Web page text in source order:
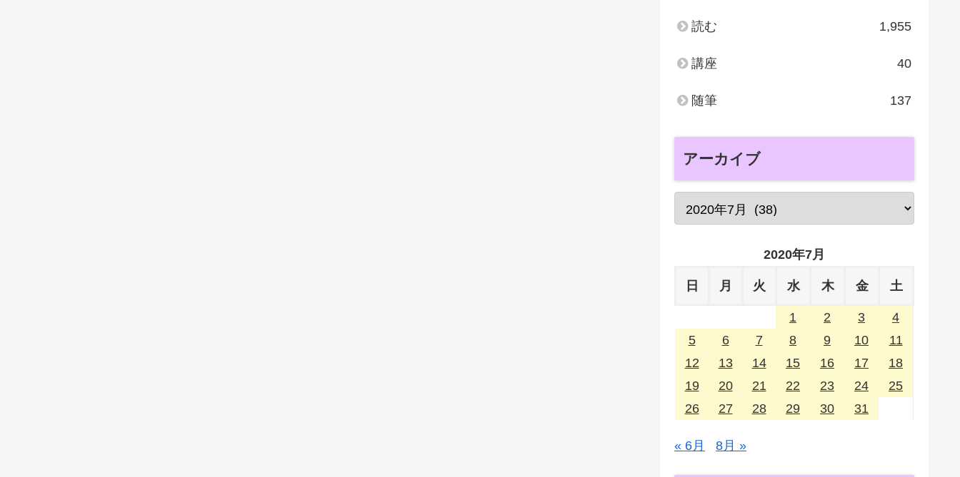
読む 1,955
講座 40
随筆 137
アーカイブ
2020年7月
日 月 火 水 木 金 土
1 2 3
4
5
6 7 8 9 10
11
12
13 14 15 16 17
18
19
20 21 22 23 24
25
26
27 28 29 30 31
« 6月 8月 »